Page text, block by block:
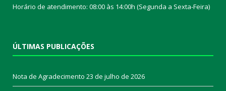
Horário de atendimento: 08:00 às 14:00h (Segunda a Sexta-Feira)
ÚLTIMAS PUBLICAÇÕES
Nota de Agradecimento 23 de julho de 2026